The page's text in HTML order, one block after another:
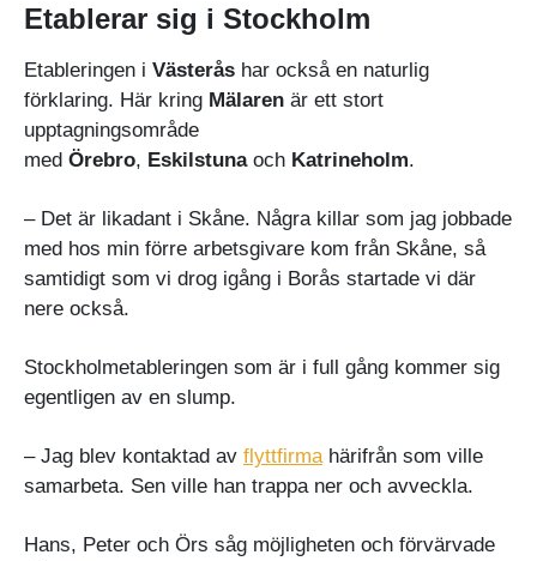
Etablerar sig i Stockholm
Etableringen i Västerås har också en naturlig
förklaring. Här kring Mälaren är ett stort
upptagningsområde
med Örebro, Eskilstunaoch Katrineholm.
– Det är likadant i Skåne. Några killar som jag jobbade
med hos min förre arbetsgivare kom från Skåne, så
samtidigt som vi drog igång i Borås startade vi där
nere också.
Stockholmetableringen som är i full gång kommer sig
egentligen av en slump.
– Jag blev kontaktad av flyttfirma härifrån som ville
samarbeta. Sen ville han trappa ner och avveckla.
Hans, Peter och Örs såg möjligheten och förvärvade